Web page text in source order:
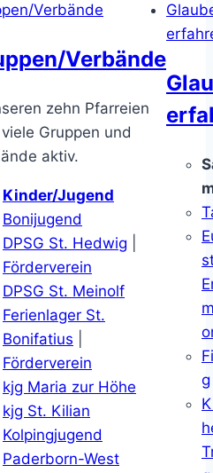
Verbände
Verbände
zehn Pfarreien
Gruppen und
aktiv.
Kinder/Jugend
Bonijugend
DPSG St. Hedwig
Förderverein
DPSG St. Meinolf
Ferienlager St.
Bonifatius
Förderverein
kjg Maria zur Höhe
kjg St. Kilian
Kolpingjugend
Paderborn-West
g